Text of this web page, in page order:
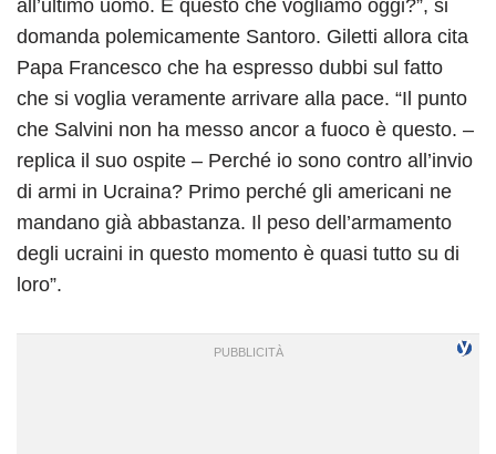
all’ultimo uomo. È questo che vogliamo oggi?”, si
domanda polemicamente Santoro. Giletti allora cita
Papa Francesco che ha espresso dubbi sul fatto
che si voglia veramente arrivare alla pace. “Il punto
che Salvini non ha messo ancor a fuoco è questo. –
replica il suo ospite – Perché io sono contro all’invio
di armi in Ucraina? Primo perché gli americani ne
mandano già abbastanza. Il peso dell’armamento
degli ucraini in questo momento è quasi tutto su di
loro”.